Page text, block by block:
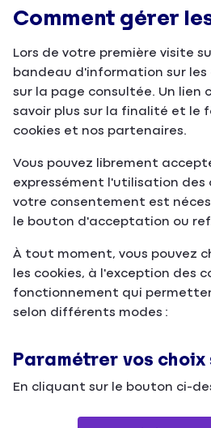
Comment gérer
Lors de votre première visite
bandeau d'information sur
sur la page consultée. Un lien
savoir plus sur la finalité et le
cookies et nos partenaires.
Vous pouvez librement
expressément l'utilisation des
votre consentement est
le bouton d'acceptation ou
À tout moment, vous pouvez
les cookies, à l'exception des
fonctionnement qui
selon différents modes :
Paramétrer vos choix
En cliquant sur le bouton ci-